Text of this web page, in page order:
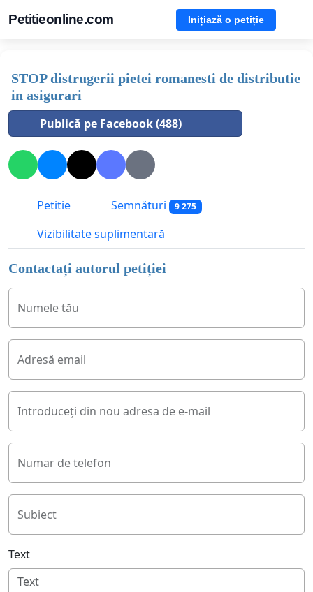
Petitieonline.com Inițiază o petiție
STOP distrugerii pietei romanesti de distributie
in asigurari
Publică pe Facebook (488)
Petitie Semnături 9 275
Vizibilitate suplimentară
Contactați autorul petiției
Numele tău
Adresă email
Introduceți din nou adresa de e-mail
Numar de telefon
Subiect
Text